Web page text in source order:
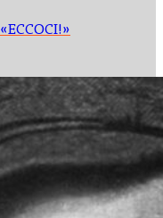
«ECCOCI!»